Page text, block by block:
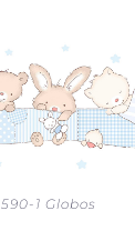
590-1 Globos